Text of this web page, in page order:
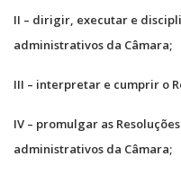
II – dirigir, executar e
administrativos da Câmara;
III – interpretar e cumprir o
IV – promulgar as
administrativos da Câmara;